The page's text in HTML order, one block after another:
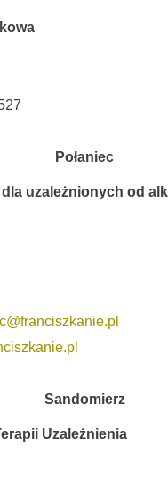
Połaniec
uzależnionych od
Sandomierz
Uzależnienia